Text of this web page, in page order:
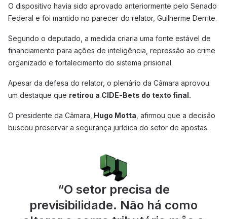
O dispositivo havia sido aprovado anteriormente pelo Senado
Federal e foi mantido no parecer do relator, Guilherme Derrite.
Segundo o deputado, a medida criaria uma fonte estável de
financiamento para ações de inteligência, repressão ao crime
organizado e fortalecimento do sistema prisional.
Apesar da defesa do relator, o plenário da Câmara aprovou
um destaque que retirou a CIDE-Bets do texto final.
O presidente da Câmara, Hugo Motta , afirmou que a decisão
buscou preservar a segurança jurídica do setor de apostas.
“O setor precisa de
previsibilidade. Não há como